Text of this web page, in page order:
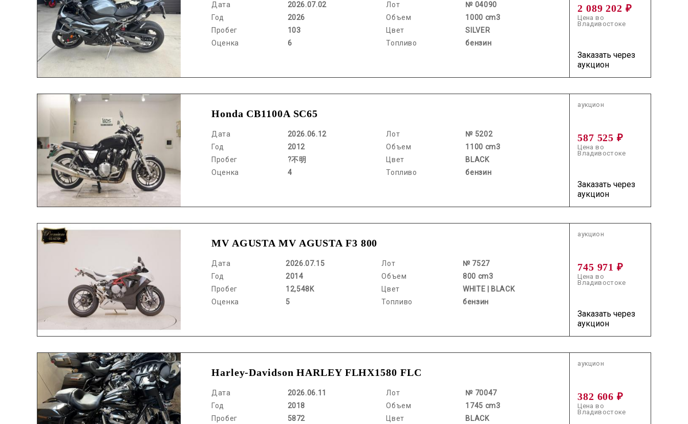
Дата
2026.07.02
Год
2026
Пробег
103
Оценка
6
Лот
№ 04090
Объем
1000 cm3
Цвет
SILVER
Топливо
бензин
2 089 202 ₽
Цена во
Владивостоке
Заказать через
аукцион
Honda CB1100A SC65
Дата
2026.06.12
Год
2012
Пробег
?不明
Оценка
4
Лот
№ 5202
Объем
1100 cm3
Цвет
BLACK
Топливо
бензин
аукцион
587 525 ₽
Цена во
Владивостоке
Заказать через
аукцион
MV AGUSTA MV AGUSTA F3 800
Дата
2026.07.15
Год
2014
Пробег
12,548K
Оценка
5
Лот
№ 7527
Объем
800 cm3
Цвет
WHITE | BLACK
Топливо
бензин
аукцион
745 971 ₽
Цена во
Владивостоке
Заказать через
аукцион
Harley-Davidson HARLEY FLHX1580 FLC
Дата
2026.06.11
Год
2018
Пробег
5872
Лот
№ 70047
Объем
1745 cm3
Цвет
BLACK
аукцион
382 606 ₽
Цена во
Владивостоке